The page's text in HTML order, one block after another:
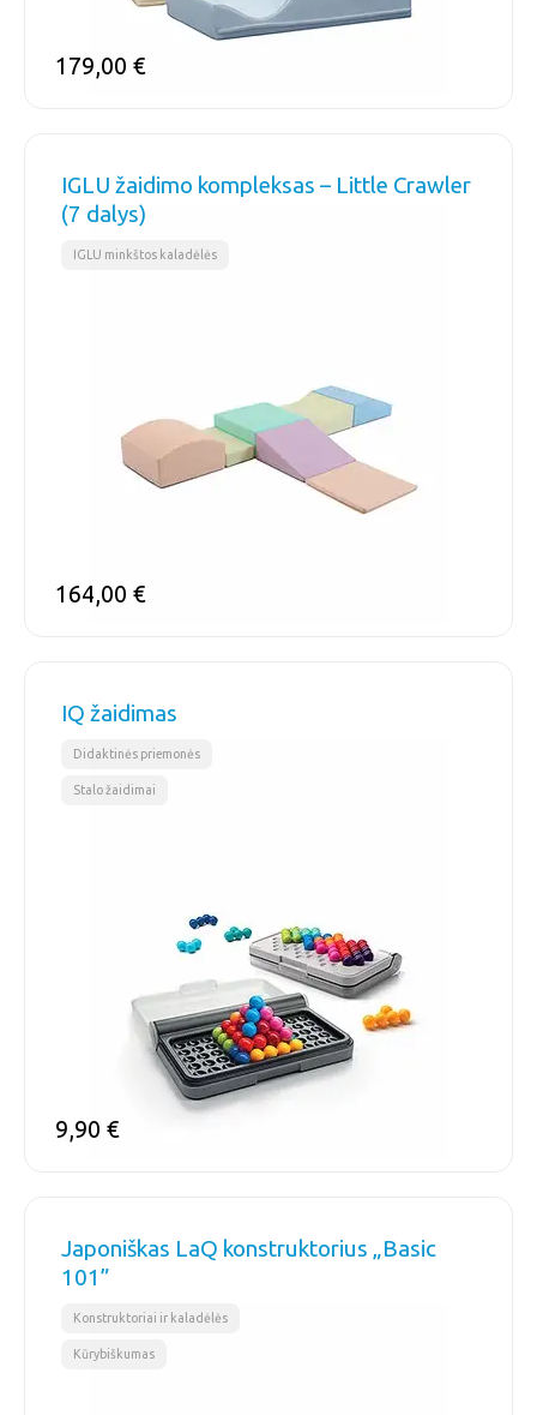
179,00 €
IGLU žaidimo kompleksas – Little Crawler
(7 dalys)
IGLU minkštos kaladėlės
164,00 €
IQ žaidimas
Didaktinės priemonės
Stalo žaidimai
9,90 €
Japoniškas LaQ konstruktorius „Basic
101”
Konstruktoriai ir kaladėlės
Kūrybiškumas